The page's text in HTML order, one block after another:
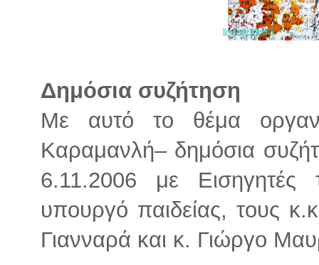
Δημόσια συζήτηση
Με αυτό το θέμα
Καραμανλή– δημόσια
6.11.2006 με Εισηγητές
υπουργό παιδείας, τους
Γιανναρά και κ. Γιώργο